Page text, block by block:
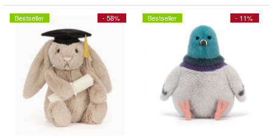
- 58%
Bestseller - 11%
Bestseller